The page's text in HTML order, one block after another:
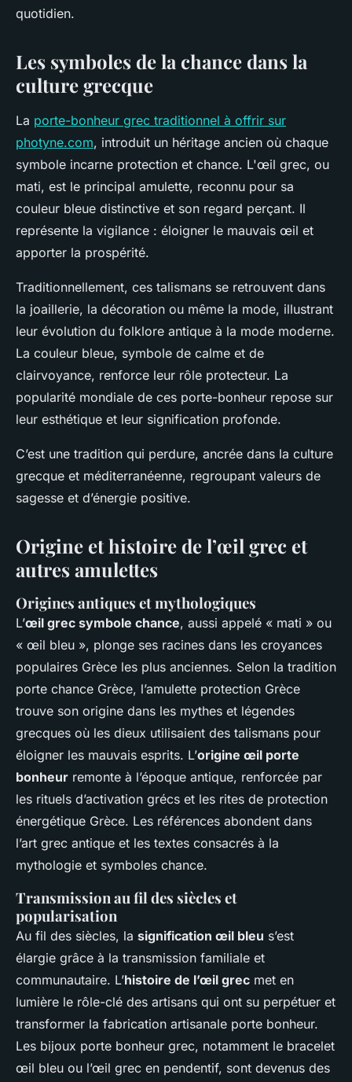
quotidien.
Les symboles de la chance dans la
culture grecque
La porte-bonheur grec traditionnel à offrir sur
photyne.com, introduit un héritage ancien où chaque
symbole incarne protection et chance. L'œil grec, ou
mati, est le principal amulette, reconnu pour sa
couleur bleue distinctive et son regard perçant. Il
représente la vigilance : éloigner le mauvais œil et
apporter la prospérité.
Traditionnellement, ces talismans se retrouvent dans
la joaillerie, la décoration ou même la mode, illustrant
leur évolution du folklore antique à la mode moderne.
La couleur bleue, symbole de calme et de
clairvoyance, renforce leur rôle protecteur. La
popularité mondiale de ces porte-bonheur repose sur
leur esthétique et leur signification profonde.
C’est une tradition qui perdure, ancrée dans la culture
grecque et méditerranéenne, regroupant valeurs de
sagesse et d’énergie positive.
Origine et histoire de l’œil grec et
autres amulettes
Origines antiques et mythologiques
L’œil grec symbole chance, aussi appelé « mati » ou
« œil bleu », plonge ses racines dans les croyances
populaires Grèce les plus anciennes. Selon la tradition
porte chance Grèce, l’amulette protection Grèce
trouve son origine dans les mythes et légendes
grecques où les dieux utilisaient des talismans pour
éloigner les mauvais esprits. L’origine œil porte
bonheur remonte à l’époque antique, renforcée par
les rituels d’activation grécs et les rites de protection
énergétique Grèce. Les références abondent dans
l’art grec antique et les textes consacrés à la
mythologie et symboles chance.
Transmission au fil des siècles et
popularisation
Au fil des siècles, la signification œil bleu s’est
élargie grâce à la transmission familiale et
communautaire. L’histoire de l’œil grec met en
lumière le rôle-clé des artisans qui ont su perpétuer et
transformer la fabrication artisanale porte bonheur.
Les bijoux porte bonheur grec, notamment le bracelet
œil bleu ou l’œil grec en pendentif, sont devenus des